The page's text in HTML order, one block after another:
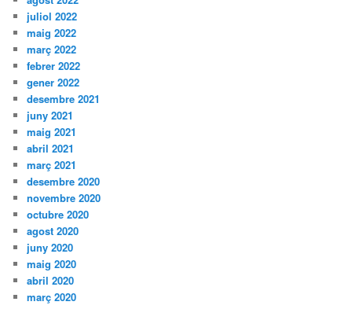
juliol 2022
maig 2022
març 2022
febrer 2022
gener 2022
desembre 2021
juny 2021
maig 2021
abril 2021
març 2021
desembre 2020
novembre 2020
octubre 2020
agost 2020
juny 2020
maig 2020
abril 2020
març 2020